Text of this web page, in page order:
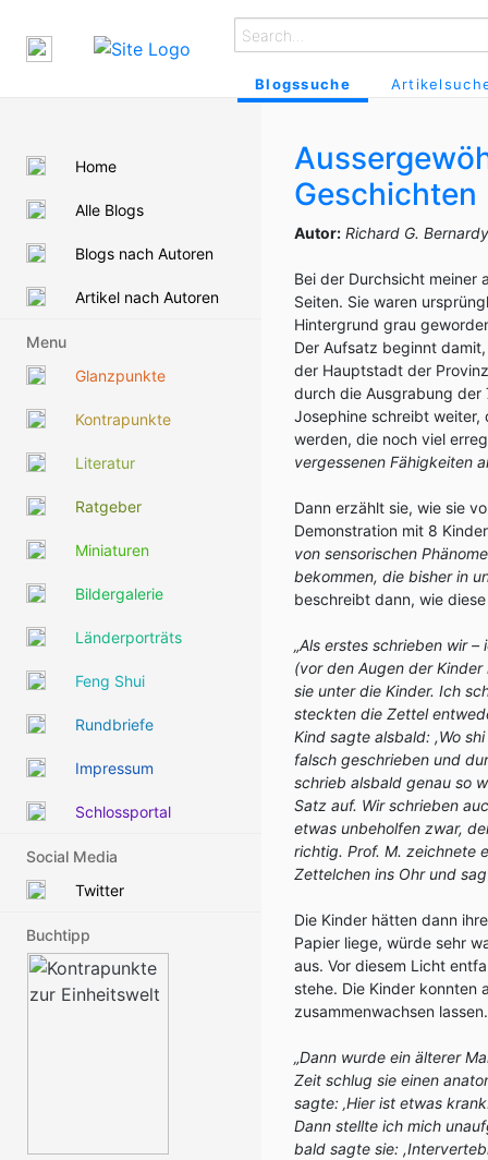
Blogssuche
Home
Alle Blogs
Blogs nach Autoren
Artikel nach Autoren
Menu
Glanzpunkte
Kontrapunkte
Literatur
Ratgeber
Miniaturen
Bildergalerie
Länderporträts
Feng Shui
Rundbriefe
Impressum
Schlossportal
Social Media
Twitter
Buchtipp
Geschichten
Autor: Richard G. Bernardy
Bei der Durchsicht meiner
Seiten. Sie waren
Hintergrund grau
Der Aufsatz beginnt
der Hauptstadt der
durch die Ausgrabung
Josephine schreibt weiter,
werden, die noch viel
vergessenen Fähigkeiten
Dann erzählt sie, wie sie
Demonstration mit 8
von sensorischen
bekommen, die bisher in
beschreibt dann, wie
„Als erstes schrieben wir
(vor den Augen der
sie unter die Kinder. Ich
steckten die Zettel
Kind sagte alsbald: ,Wo
falsch geschrieben und
schrieb alsbald genau so
Satz auf. Wir schrieben
etwas unbeholfen zwar,
richtig. Prof. M. zeichnete
Zettelchen ins Ohr und
Die Kinder hätten dann
Papier liege, würde sehr
aus. Vor diesem Licht
stehe. Die Kinder konnten
zusammenwachsen lassen.
„Dann wurde ein älterer
Zeit schlug sie einen
sagte: ‚Hier ist etwas
Dann stellte ich mich
bald sagte sie: